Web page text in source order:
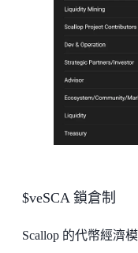
$veSCA 鎖倉制
Scallop 的代幣經濟